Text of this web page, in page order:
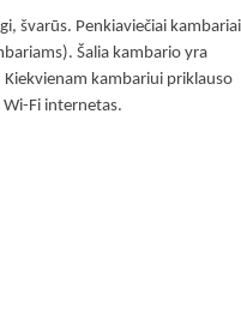
švarūs. Penkiaviečiai kambariai
Šalia kambario yra
kambariui priklauso
Fi internetas.